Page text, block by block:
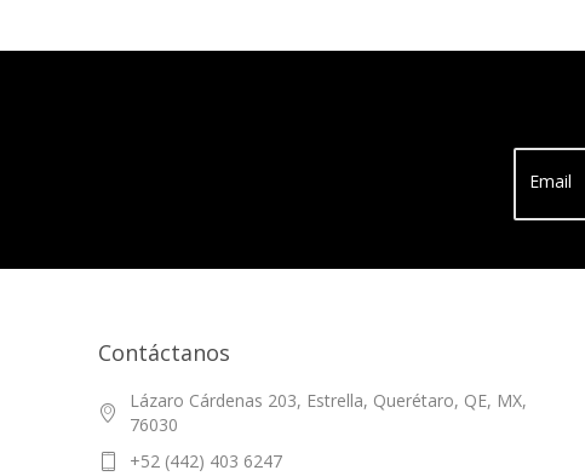
Email
Contáctanos
Lázaro Cárdenas 203, Estrella, Querétaro, QE, MX,
76030
+52 (442) 403 6247